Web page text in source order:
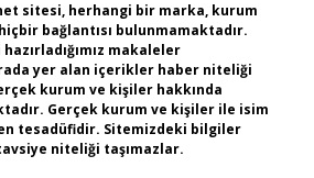
sitesi, herhangi bir marka, kurum
bağlantısı bulunmamaktadır.
makaleler
yer alan içerikler haber niteliği
kurum ve kişiler hakkında
Gerçek kurum ve kişiler ile isim
tesadüfidir. Sitemizdeki bilgiler
niteliği taşımazlar.